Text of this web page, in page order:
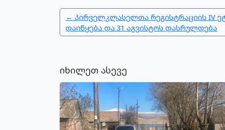
← პირველკლასელთა რეგისტრაციის IV
დაიწყება და 31 აგვისტოს დასრულდება
იხილეთ ასევე